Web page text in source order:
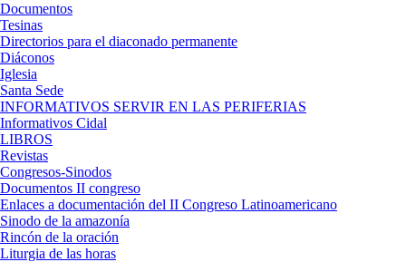
Documentos
Tesinas
Directorios para el diaconado permanente
Diáconos
Iglesia
Santa Sede
INFORMATIVOS SERVIR EN LAS PERIFERIAS
Informativos Cidal
LIBROS
Revistas
Congresos-Sinodos
Documentos II congreso
Enlaces a documentación del II Congreso Latinoamericano
Sinodo de la amazonía
Rincón de la oración
Liturgia de las horas